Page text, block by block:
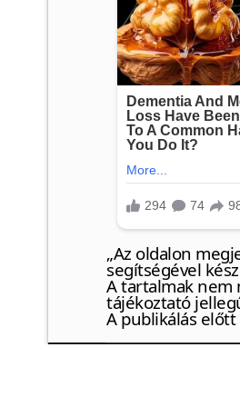
„Az oldalon
segítségével
A tartalmak nem
tájékoztató
A publikálás